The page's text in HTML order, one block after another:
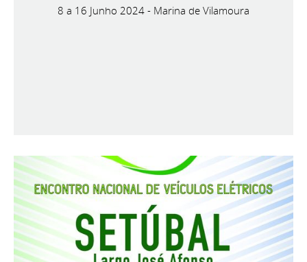
8 a 16 Junho 2024 - Marina de Vilamoura